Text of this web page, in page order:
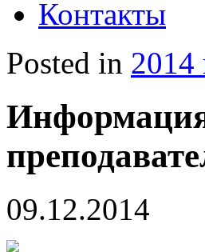
Контакты
Posted in 2014
09.12.2014